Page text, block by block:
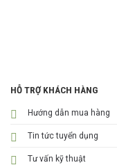
HỖ TRỢ KHÁCH HÀNG
Hướng dẫn mua hàng
Tin tức tuyển dụng
Tư vấn kỹ thuật